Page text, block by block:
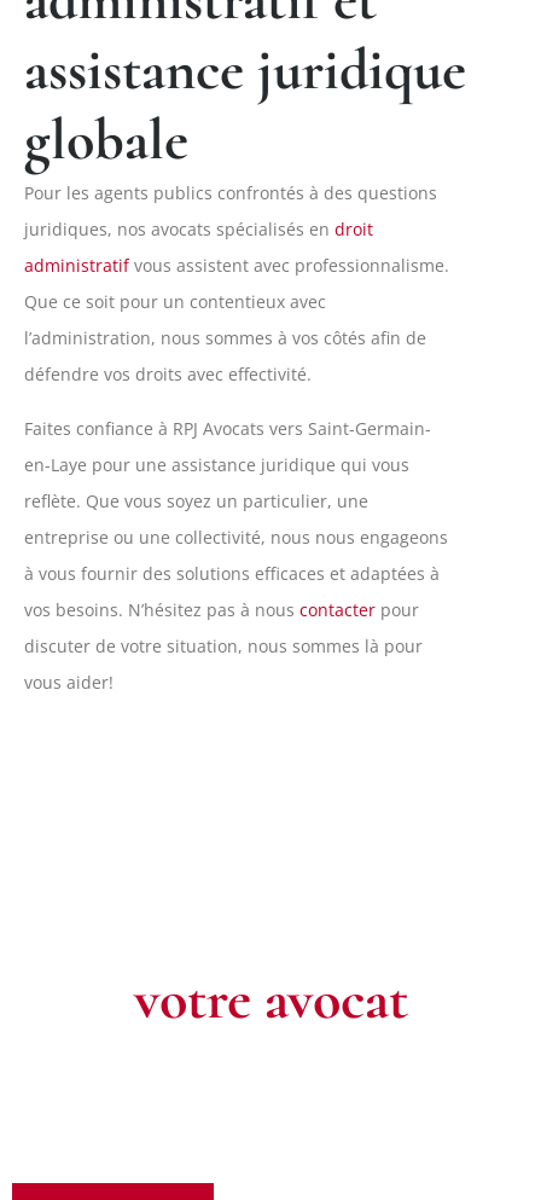
assistance juridique
globale
Pour les agents publics confrontés à des questions
juridiques, nos avocats spécialisés en droit
administratifvous assistent avec professionnalisme.
Que ce soit pour un contentieux avec
l’administration, nous sommes à vos côtés afin de
défendre vos droits avec effectivité.
Faites confiance à RPJ Avocats vers Saint-Germain-
en-Laye pour une assistance juridique qui vous
reflète. Que vous soyez un particulier, une
entreprise ou une collectivité, nous nous engageons
à vous fournir des solutions efficaces et adaptées à
vos besoins. N’hésitez pas à nous contacter pour
discuter de votre situation, nous sommes là pour
vous aider!
votre avocat